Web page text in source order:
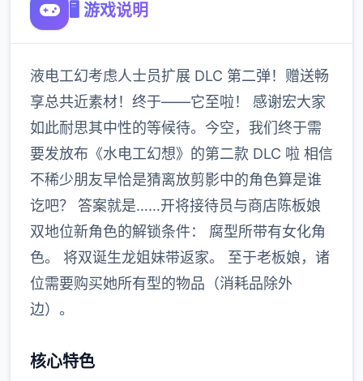
🖥️ 游戏说明
液电工幻考虑人士员扩展 DLC 第二弹！赠送畅
享总共近素材！终于——它至啦！ 感谢宏大家
如此耐思其中性的等候待。今空，我们终于需
要发放布《水电工幻想》的第二款 DLC 啦 相信
不稀少朋友早恰是猜离放剪影中的角色算是谁
讫吧？ 答案就是……开将接待员与商店陈板娘
双地位新角色的解锁条件： 腐型所带有女化角
色。 将双诞生龙姐妹带返家。 至于老板娘，诸
位需要购买她所有型的物品（消耗品除外
边）。
核心特色